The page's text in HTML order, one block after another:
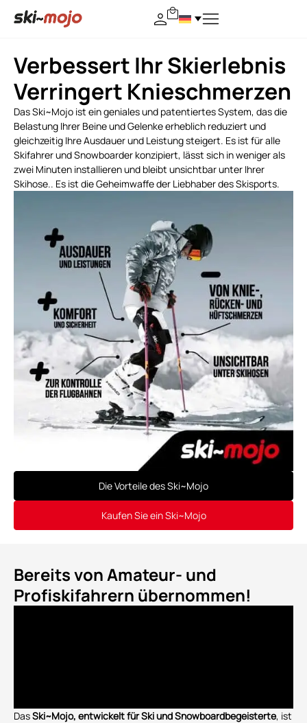
Verbessert Ihr Skierlebnis
Verringert Knieschmerzen
Das Ski~Mojo ist ein geniales und patentiertes System, das die
Belastung Ihrer Beine und Gelenke erheblich reduziert und
gleichzeitig Ihre Ausdauer und Leistung steigert. Es ist für alle
Skifahrer und Snowboarder konzipiert, lässt sich in weniger als
zwei Minuten installieren und bleibt unsichtbar unter Ihrer
Skihose.. Es ist die Geheimwaffe der Liebhaber des Skisports.
Die Vorteile des Ski~Mojo
Kaufen Sie ein Ski~Mojo
Bereits von Amateur- und
Profiskifahrern übernommen!
DasSki~Mojo, entwickelt für Ski und Snowboardbegeisterte, ist